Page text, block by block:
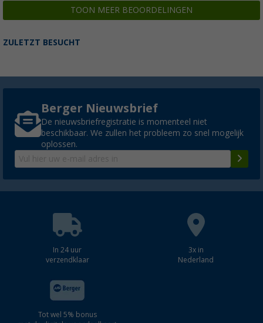
TOON MEER BEOORDELINGEN
ZULETZT BESUCHT
Berger Nieuwsbrief
De nieuwsbriefregistratie is momenteel niet
beschikbaar. We zullen het probleem zo snel mogelijk
oplossen.
In 24 uur
verzendklaar
3x in
Nederland
Tot wel 5% bonus